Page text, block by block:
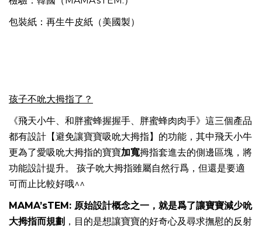
包裝紙：再生牛皮紙（美國製）
孩子不吮大拇指了？
《飛天小牛、和胖蜜蜂握握手、胖蜜蜂肉肉手》這三個產品
都有設計【避免讓寶寶吸吮大拇指】的功能，其中飛天小牛
更為了愛吸吮大拇指的寶寶加寬拇指套進去的側邊區塊，將
功能設計提升。 孩子吮大拇指雖屬自然行爲，但還是要適
可而止比較好哦^^
MAMA’sTEM: 原始設計概念之一，就是爲了讓寶寶減少吮
大拇指而規劃 ，目的是想讓寶寶的好奇心及尋求撫慰的反射